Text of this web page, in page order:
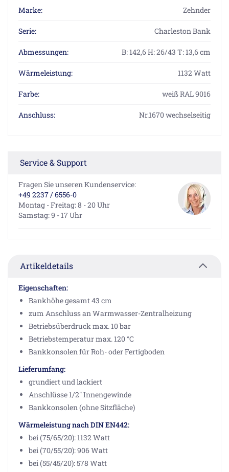
Marke: Zehnder
Serie: Charleston Bank
Abmessungen: B: 142,6 H: 26/43 T: 13,6 cm
Wärmeleistung: 1132 Watt
Farbe: weiß RAL 9016
Anschluss: Nr.1670 wechselseitig
Service & Support
Fragen Sie unseren Kundenservice:
+49 2237 / 6556-0
Montag - Freitag: 8 - 20 Uhr
Samstag: 9 - 17 Uhr
Artikeldetails
Eigenschaften:
Bankhöhe gesamt 43 cm
zum Anschluss an Warmwasser-Zentralheizung
Betriebsüberdruck max. 10 bar
Betriebstemperatur max. 120 °C
Bankkonsolen für Roh- oder Fertigboden
Lieferumfang:
grundiert und lackiert
Anschlüsse 1/2" Innengewinde
Bankkonsolen (ohne Sitzfläche)
Wärmeleistung nach DIN EN442:
bei (75/65/20): 1132 Watt
bei (70/55/20): 906 Watt
bei (55/45/20): 578 Watt